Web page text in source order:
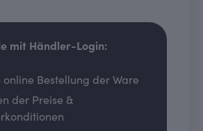
mit Händler-Login:
online Bestellung der Ware
der Preise &